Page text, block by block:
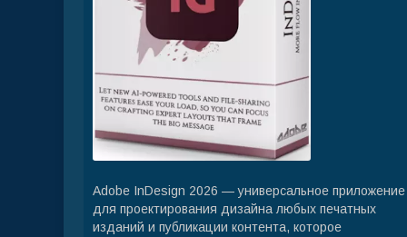
Adobe InDesign 2026 — универсальное приложение
для проектирования дизайна любых печатных
изданий и публикации контента, которое